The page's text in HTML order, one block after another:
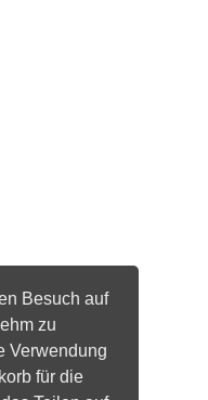
Besuch auf
zu
Verwendung
für die